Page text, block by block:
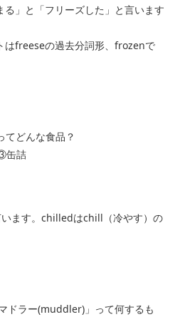
」と「フリーズした」と言います
はfreeseの過去分詞形、frozenで
どんな食品？
缶詰
ます。chilledはchill（冷やす）の
ドラー(muddler)」って何するも